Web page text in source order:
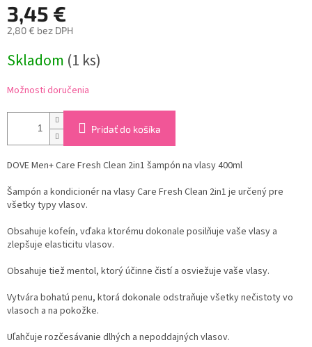
3,45 €
2,80 € bez DPH
cena:
Skladom (1 ks)
Možnosti doručenia
Pridať do košíka
DOVE Men+ Care Fresh Clean 2in1 šampón na vlasy 400ml
Šampón a kondicionér na vlasy Care Fresh Clean 2in1 je určený pre
všetky typy vlasov.
Obsahuje kofeín, vďaka ktorému dokonale posilňuje vaše vlasy a
zlepšuje elasticitu vlasov.
Obsahuje tiež mentol, ktorý účinne čistí a osviežuje vaše vlasy.
Vytvára bohatú penu, ktorá dokonale odstraňuje všetky nečistoty vo
vlasoch a na pokožke.
Uľahčuje rozčesávanie dlhých a nepoddajných vlasov.